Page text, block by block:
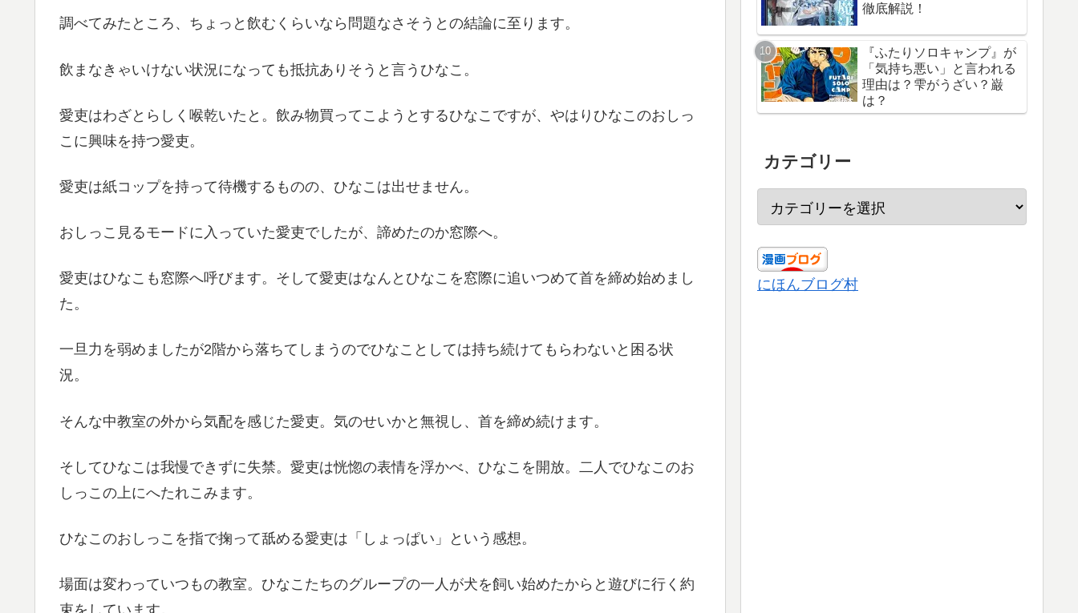
調べてみたところ、ちょっと飲むくらいなら問題なさそうとの結論に至ります。
飲まなきゃいけない状況になっても抵抗ありそうと言うひなこ。
愛吏はわざとらしく喉乾いたと。飲み物買ってこようとするひなこですが、やはりひなこのおしっ
こに興味を持つ愛吏。
愛吏は紙コップを持って待機するものの、ひなこは出せません。
おしっこ見るモードに入っていた愛吏でしたが、諦めたのか窓際へ。
愛吏はひなこも窓際へ呼びます。そして愛吏はなんとひなこを窓際に追いつめて首を締め始めまし
た。
一旦力を弱めましたが2階から落ちてしまうのでひなことしては持ち続けてもらわないと困る状
況。
そんな中教室の外から気配を感じた愛吏。気のせいかと無視し、首を締め続けます。
そしてひなこは我慢できずに失禁。愛吏は恍惚の表情を浮かべ、ひなこを開放。二人でひなこのお
しっこの上にへたれこみます。
ひなこのおしっこを指で掬って舐める愛吏は「しょっぱい」という感想。
場面は変わっていつもの教室。ひなこたちのグループの一人が犬を飼い始めたからと遊びに行く約
徹底解説！
『ふたりソロキャンプ』が
「気持ち悪い」と言われる
理由は？雫がうざい？巌
は？
カテゴリー
にほんブログ村